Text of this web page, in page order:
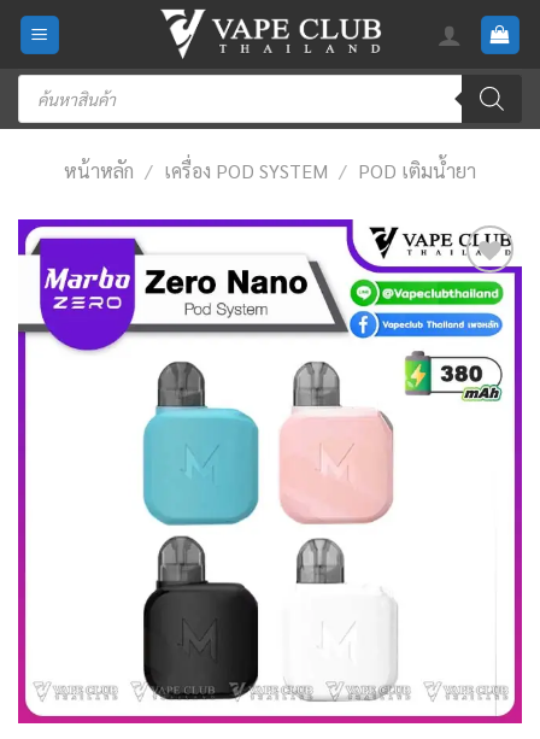
Skip
content
Products
search
หน้าหลัก / เครื่อง POD SYSTEM / POD เติมน้ำยา
Add
to
wishlist